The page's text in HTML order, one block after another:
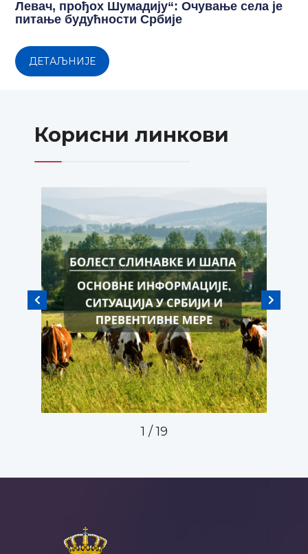
Левач, прођох Шумадију“: Очување села је
питање будућности Србије
ДЕТАЉНИЈЕ
Корисни линкови
1 / 19